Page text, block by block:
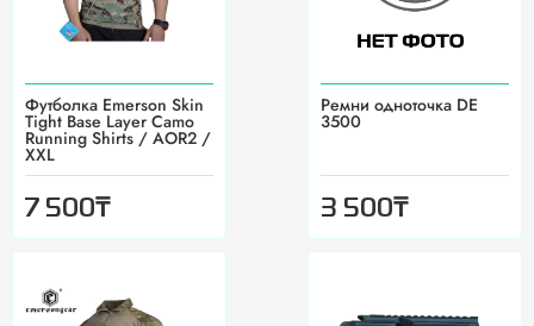
Футболка Emerson Skin
Tight Base Layer Camo
Running Shirts / AOR2 /
XXL
7 500₸
Ремни одноточка DE
3500
3 500₸